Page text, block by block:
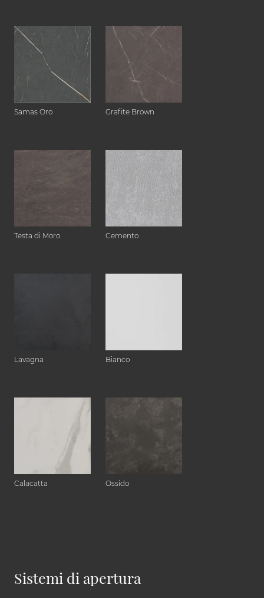
Samas Oro Grafite Brown
Testa di Moro Cemento
Lavagna Bianco
Calacatta Ossido
Sistemi di apertura